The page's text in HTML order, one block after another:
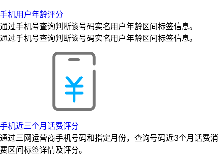
手机用户年龄评分
通过手机号查询判断该号码实名用户年龄区间标签信息。
通过手机号查询判断该号码实名用户年龄区间标签信息。
手机近三个月话费评分
通过三网运营商手机号码和指定月份，查询号码近3个月话费消
费区间标签详情及评分。